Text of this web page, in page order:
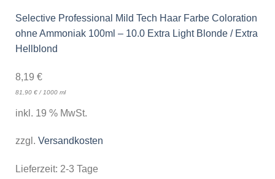
Selective Professional Mild Tech Haar Farbe Coloration
ohne Ammoniak 100ml – 10.0 Extra Light Blonde / Extra
Hellblond
8,19 €
81,90 €/ 1000 ml
inkl. 19 % MwSt.
zzgl. Versandkosten
Lieferzeit: 2-3 Tage